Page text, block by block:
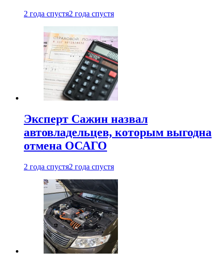
2 года спустя2 года спустя
Эксперт Сажин назвал
автовладельцев, которым выгодна
отмена ОСАГО
2 года спустя2 года спустя